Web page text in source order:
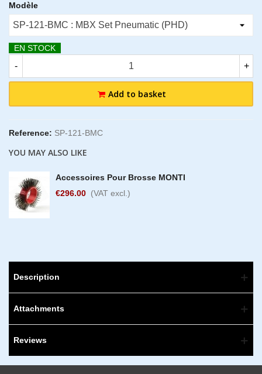
Modèle
EN STOCK
- +
Add to basket
Reference: SP-121-BMC
YOU MAY ALSO LIKE
Accessoires Pour Brosse MONTI
€296.00 (VAT excl.)
Description
Attachments
Reviews